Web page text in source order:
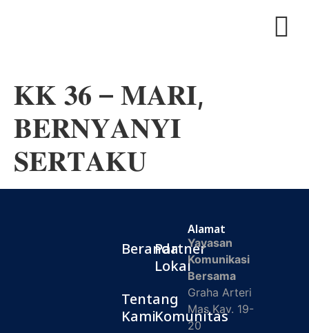
𝐊𝐊 𝟑𝟔 – 𝐌𝐀𝐑𝐈,
𝐁𝐄𝐑𝐍𝐘𝐀𝐍𝐘𝐈
𝐒𝐄𝐑𝐓𝐀𝐊𝐔
Beranda
Tentang
Kami
Partner
Lokal
Komunitas
Alamat
Yayasan
Komunikasi
Bersama
Graha Arteri
Mas Kav. 19-
20